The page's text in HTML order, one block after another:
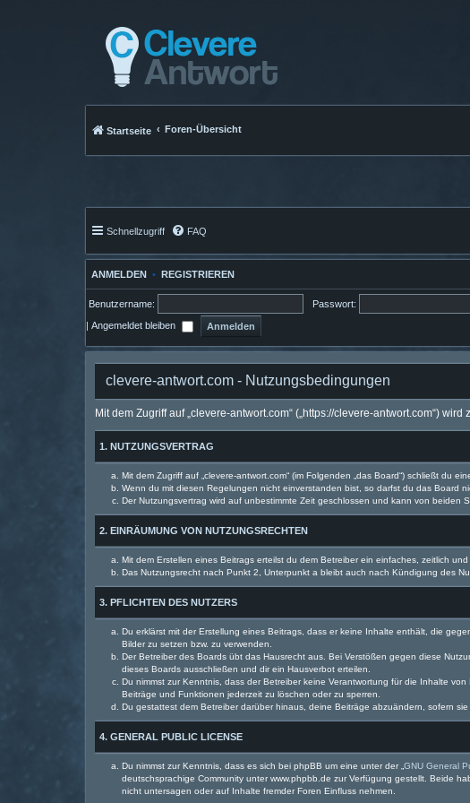
Startseite Foren-Übersicht
Schnellzugriff FAQ
ANMELDEN • REGISTRIEREN
Benutzername: Passwort:
Angemeldet bleiben
clevere-antwort.com - Nutzungsbedingungen
Mit dem Zugriff auf „clevere-antwort.com“ („https://clevere-antwort.com“)
1. NUTZUNGSVERTRAG
Mit dem Zugriff auf „clevere-antwort.com“ (im Folgenden „das Board“) schließt du
Wenn du mit diesen Regelungen nicht einverstanden bist, so darfst du das Board
Der Nutzungsvertrag wird auf unbestimmte Zeit geschlossen und kann von beiden
2. EINRÄUMUNG VON NUTZUNGSRECHTEN
Mit dem Erstellen eines Beitrags erteilst du dem Betreiber ein einfaches, zeitlich
Das Nutzungsrecht nach Punkt 2, Unterpunkt a bleibt auch nach Kündigung des
3. PFLICHTEN DES NUTZERS
Du erklärst mit der Erstellung eines Beitrags, dass er keine Inhalte enthält, die
Bilder zu setzen bzw. zu verwenden.
Der Betreiber des Boards übt das Hausrecht aus. Bei Verstößen gegen diese
dieses Boards ausschließen und dir ein Hausverbot erteilen.
Du nimmst zur Kenntnis, dass der Betreiber keine Verantwortung für die Inhalte
Beiträge und Funktionen jederzeit zu löschen oder zu sperren.
Du gestattest dem Betreiber darüber hinaus, deine Beiträge abzuändern, sofern
4. GENERAL PUBLIC LICENSE
Du nimmst zur Kenntnis, dass es sich bei phpBB um eine unter der „GNU General
deutschsprachige Community unter www.phpbb.de zur Verfügung gestellt. Beide
nicht untersagen oder auf Inhalte fremder Foren Einfluss nehmen.